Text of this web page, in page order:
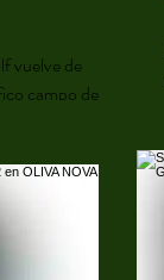
vuelve de
campo de El